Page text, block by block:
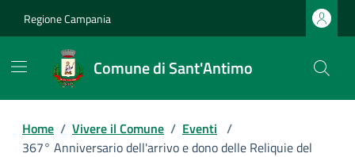
Regione Campania
Comune di Sant'Antimo
Home / Vivere il Comune / Eventi /
367° Anniversario dell'arrivo e dono delle Reliquie del